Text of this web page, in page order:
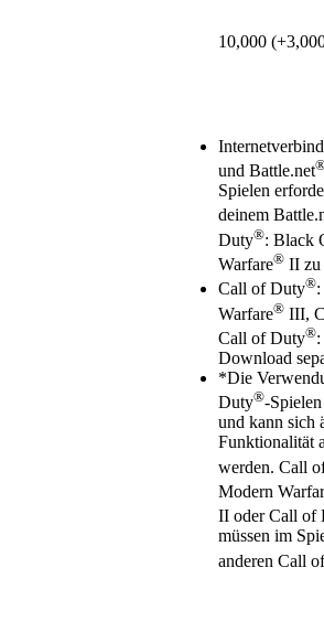
10,000
Available
und Battle.net
Spielen
deinem
Duty®: Black
Warfare® II zu
Call of Duty®
Warfare® III,
Call of Duty®
Download
*Die
Duty®-
und kann sich
Funktionalität
werden. Call
Modern
II oder Call of
müssen im
anderen Call